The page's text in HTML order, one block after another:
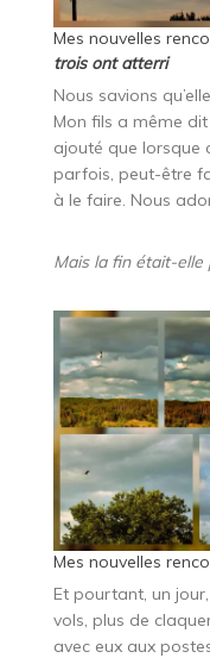
Mes nouvelles
trois ont atterri
Nous savions
Mon fils a même dit
ajouté que lorsque
parfois, peut-être
à le faire. Nous
Mais la fin était-elle
Mes nouvelles
Et pourtant, un
vols, plus de
avec eux aux